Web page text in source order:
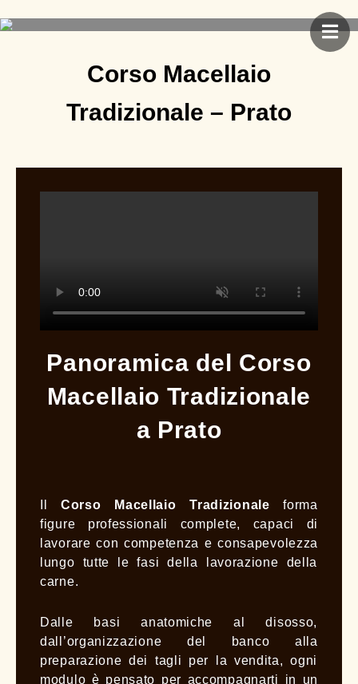
Corso Macellaio
Tradizionale – Prato
Panoramica del Corso
Macellaio Tradizionale
a Prato
IlCorso Macellaio Tradizionale forma
figure professionali complete, capaci di
lavorare con competenza e consapevolezza
lungo tutte le fasi della lavorazione della
carne.
Dalle basi anatomiche al disosso,
dall’organizzazione del banco alla
preparazione dei tagli per la vendita, ogni
modulo è pensato per accompagnarti in un